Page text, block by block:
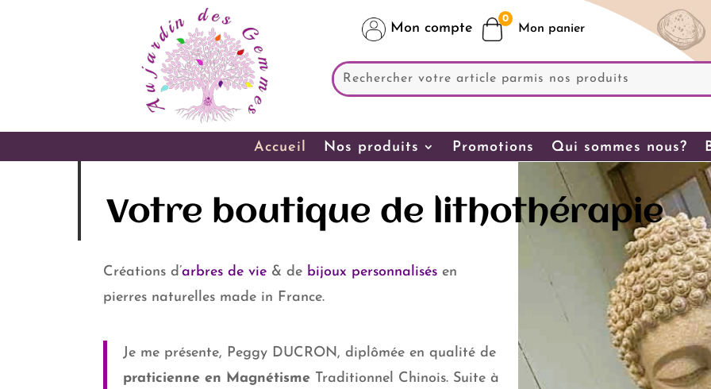
Mon compte
0
Accueil Nos produits Promotions Qui sommes nous?
Votre boutique de lithothérapie
Créations d’arbres de vie& de bijoux personnalisésen
pierres naturelles made in France.
Je me présente, Peggy DUCRON, diplômée en qualité de
praticienne en MagnétismeTraditionnel Chinois. Suite à